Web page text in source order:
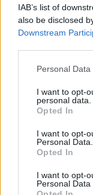
IAB’s list of
also be disclosed
Downstream
Personal
I want to opt-
personal data.
Opted In
I want to opt-
Personal Data.
Opted In
I want to opt-
Personal Data
Négy éven
elektromos
KÖZLEKEDÉS
Történelmi
Britanniát is